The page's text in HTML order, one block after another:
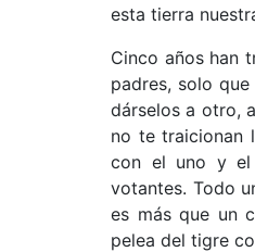
esta tierra
Cinco años han
padres, solo
dárselos a otro,
no te traicionan
con el uno y el
votantes. Todo
es más que un
pelea del tigre